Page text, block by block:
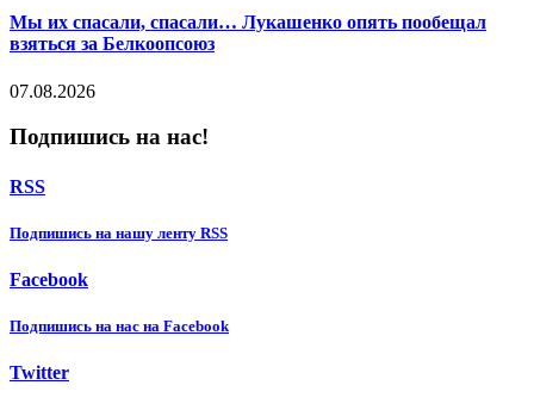
Мы их спасали, спасали… Лукашенко опять пообещал
взяться за Белкоопсоюз
07.08.2026
Подпишись на нас!
RSS
Подпишиcь на нашу ленту RSS
Facebook
Подпишиcь на нас на Facebook
Twitter